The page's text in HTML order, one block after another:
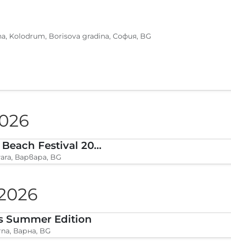
Kolodrum, Borisova gradina, София, BG
BLVKCAT Beach Festival 2026, Wake up Varvara
Варвара, BG
Summer Edition
Варна, BG